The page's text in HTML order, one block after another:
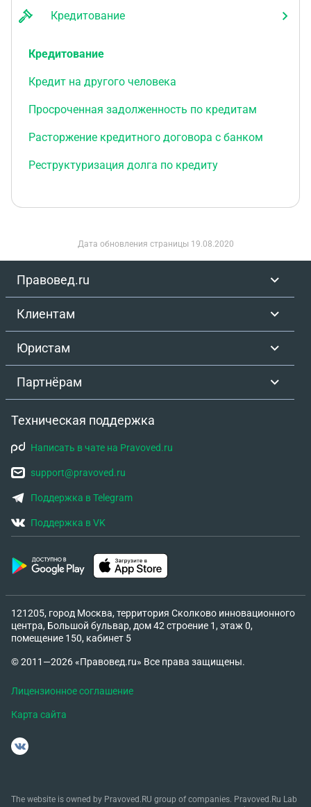
Кредитование
Кредитование
Кредит на другого человека
Просроченная задолженность по кредитам
Расторжение кредитного договора с банком
Реструктуризация долга по кредиту
Дата обновления страницы 19.08.2020
Правовед.ru
Клиентам
Юристам
Партнёрам
Техническая поддержка
Написать в чате на Pravoved.ru
support@pravoved.ru
Поддержка в Telegram
Поддержка в VK
121205, город Москва, территория Сколково инновационного
центра, Большой бульвар, дом 42 строение 1, этаж 0,
помещение 150, кабинет 5
© 2011—2026 «Правовед.ru» Все права защищены.
Лицензионное соглашение
Карта сайта
The website is owned by Pravoved.RU group of companies. Pravoved.Ru Lab